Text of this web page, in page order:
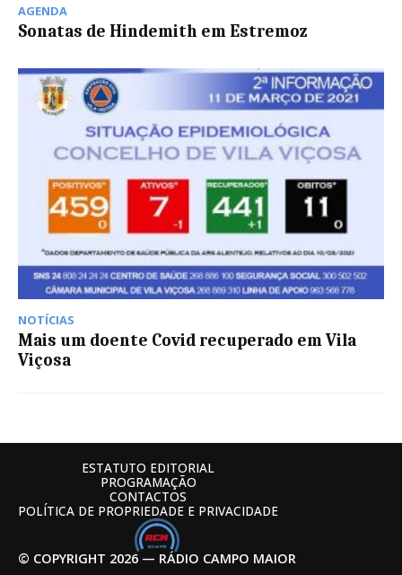
AGENDA
Sonatas de Hindemith em Estremoz
NOTÍCIAS
Mais um doente Covid recuperado em Vila
Viçosa
© COPYRIGHT 2026 — RÁDIO CAMPO MAIOR
ESTATUTO EDITORIAL
PROGRAMAÇÃO
CONTACTOS
POLÍTICA DE PROPRIEDADE E PRIVACIDADE